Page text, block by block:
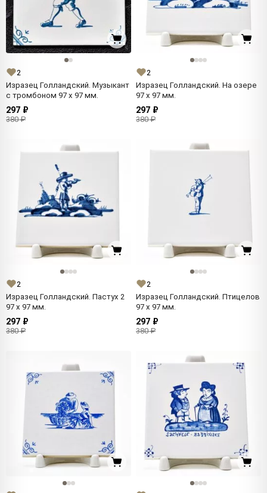
2
Изразец Голландский. Музыкант
с тромбоном 97 x 97 мм.
297 ₽
380 ₽
2
Изразец Голландский. На озере
97 x 97 мм.
297 ₽
380 ₽
2
Изразец Голландский. Пастух 2
97 x 97 мм.
297 ₽
380 ₽
2
Изразец Голландский. Птицелов
97 x 97 мм.
297 ₽
380 ₽